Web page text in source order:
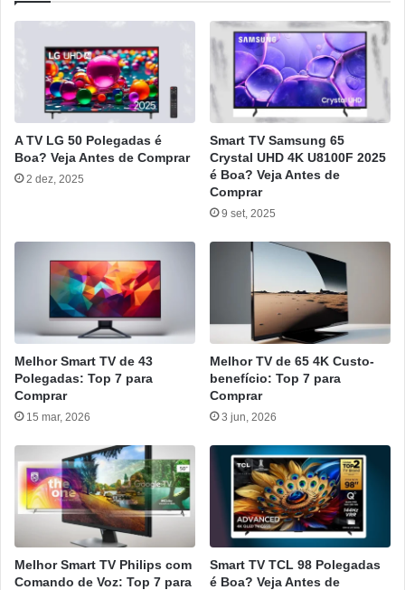
A TV LG 50 Polegadas é
Boa? Veja Antes de Comprar
2 dez, 2025
Smart TV Samsung 65
Crystal UHD 4K U8100F 2025
é Boa? Veja Antes de
Comprar
9 set, 2025
Melhor Smart TV de 43
Polegadas: Top 7 para
Comprar
15 mar, 2026
Melhor TV de 65 4K Custo-
benefício: Top 7 para
Comprar
3 jun, 2026
Melhor Smart TV Philips com
Comando de Voz: Top 7 para
Smart TV TCL 98 Polegadas
é Boa? Veja Antes de